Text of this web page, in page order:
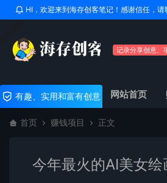
HI，欢迎来到海存创客笔记！感谢信任，
记录分享创意、
有趣、实用和富有创意 网站首页
首页 赚钱项目 正文
今年最火的AI美女